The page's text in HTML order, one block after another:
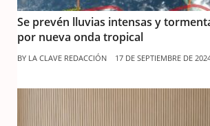
Se prevén lluvias intensas y
por nueva onda tropical
BY LA CLAVE REDACCIÓN 17 DE SEPTIEMBRE DE